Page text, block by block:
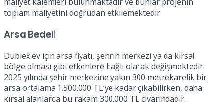
toplam maliyetini doğrudan etkilemektedir.
Arsa Bedeli
Dublex ev için arsa fiyatı, şehrin merkezi ya da kırsal
bölge olması gibi etkenlere bağlı olarak değişmektedir.
2025 yılında şehir merkezine yakın 300 metrekarelik bir
arsa ortalama 1.500.000 TL’ye kadar çıkabilirken, daha
kırsal alanlarda bu rakam 300.000 TL civarındadır.